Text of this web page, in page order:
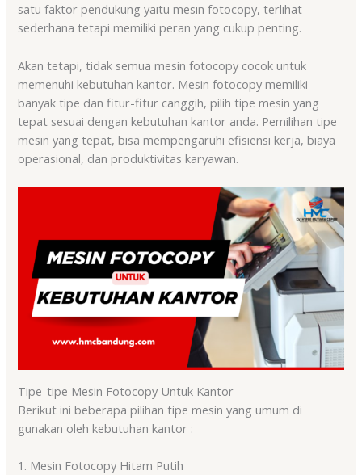
satu faktor pendukung yaitu mesin fotocopy, terlihat
sederhana tetapi memiliki peran yang cukup penting.
Akan tetapi, tidak semua mesin fotocopy cocok untuk
memenuhi kebutuhan kantor. Mesin fotocopy memiliki
banyak tipe dan fitur-fitur canggih, pilih tipe mesin yang
tepat sesuai dengan kebutuhan kantor anda. Pemilihan tipe
mesin yang tepat, bisa mempengaruhi efisiensi kerja, biaya
operasional, dan produktivitas karyawan.
Tipe-tipe Mesin Fotocopy Untuk Kantor
Berikut ini beberapa pilihan tipe mesin yang umum di
gunakan oleh kebutuhan kantor :
1. Mesin Fotocopy Hitam Putih